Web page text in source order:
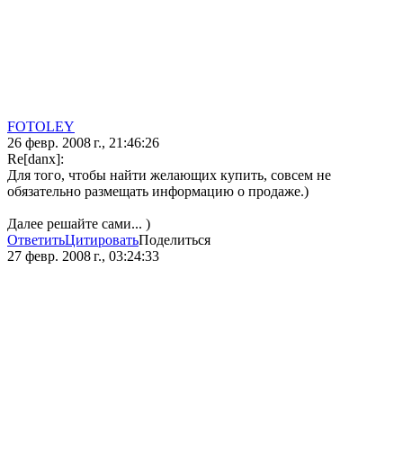
FOTOLEY
26 февр. 2008 г., 21:46:26
Re[danx]:
Для того, чтобы найти желающих купить, совсем не
обязательно размещать информацию о продаже.)
Далее решайте сами... )
ОтветитьЦитироватьПоделиться
27 февр. 2008 г., 03:24:33